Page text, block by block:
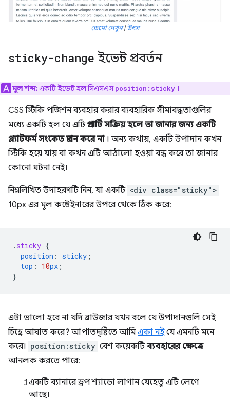
ডেমো দেখুন|উৎস
sticky-change ইভেন্ট প্রবর্তন
মূল শব্দ:একটি ইভেন্ট হল সিএসএসposition:sticky ।
CSS স্টিকি পজিশন ব্যবহার করার ব্যবহারিক সীমাবদ্ধতাগুলির
মধ্যে একটি হল যে এটিপ্রপার্টি সক্রিয় হলে তা জানার জন্য একটি
প্ল্যাটফর্ম সংকেত প্রদান করে না। অন্য কথায়, একটি উপাদান কখন
স্টিকি হয়ে যায় বা কখন এটি আঠালো হওয়া বন্ধ করে তা জানার
কোনো ঘটনা নেই।
নিম্নলিখিত উদাহরণটি নিন, যা একটি <div class="sticky">
10px এর মূল কন্টেইনারের উপরে থেকে ঠিক করে:
. sticky {
position : sticky ;
top : 10px ;
}
এটা ভালো হবে না যদি ব্রাউজার যখন বলে যে উপাদানগুলি সেই
চিহ্নে আঘাত করে? আপাতদৃষ্টিতে আমি একা নইযে এমনটি মনে
করে। position:sticky বেশ কয়েকটিব্যবহারের ক্ষেত্রে
আনলক করতে পারে:
একটি ব্যানারে ড্রপ শ্যাডো লাগান যেহেতু এটি লেগে
আছে।